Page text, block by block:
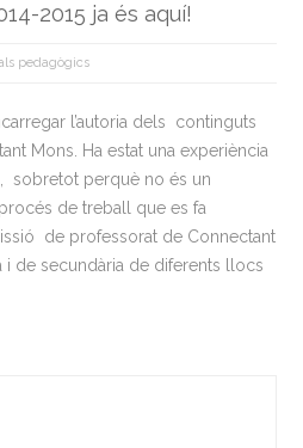
2015 ja és aquí!
pedagògics
l’autoria dels continguts
Mons. Ha estat una experiència
sobretot perquè no és un
de treball que es fa
de professorat de Connectant
i de secundària de diferents llocs